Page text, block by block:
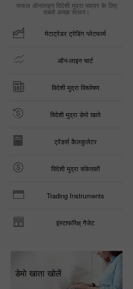
सफल ऑनलाइन विदेशी मुद्रा व्यापार के लिए
सबसे अच्छा साधन।
मेटाट्रेडर ट्रेडिंग प्लेटफार्म
ऑन-लाइन चार्ट
विदेशी मुद्रा विश्लेषण
विदेशी मुद्रा डेमो खाते
ट्रेडर्स कैलकुलेटर
विदेशी मुद्रा संकेतकों
Trading Instruments
इंस्टाफॉरेक्ष् गैजेट
डेमो खाता खोलें